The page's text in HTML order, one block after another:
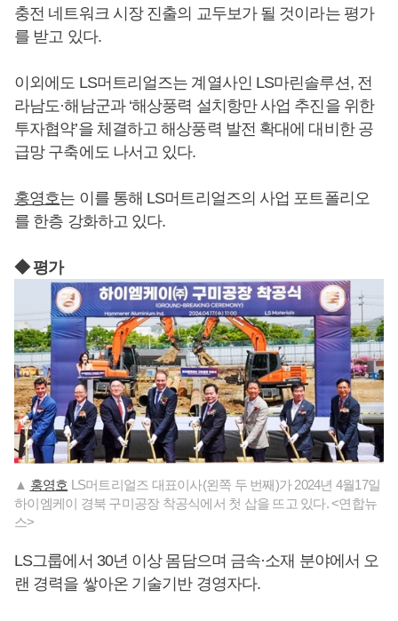
충전 네트워크 시장 진출의 교두보가 될 것이라는 평가
를 받고 있다.
이외에도 LS머트리얼즈는 계열사인 LS마린솔루션, 전
라남도·해남군과 ‘해상풍력 설치항만 사업 추진을 위한
투자협약’을 체결하고 해상풍력 발전 확대에 대비한 공
급망 구축에도 나서고 있다.
홍영호는 이를 통해 LS머트리얼즈의 사업 포트폴리오
를 한층 강화하고 있다.
◆ 평가
▲ 홍영호 LS머트리얼즈 대표이사(왼쪽 두 번째)가 2024년 4월17일
하이엠케이 경북 구미공장 착공식에서 첫 삽을 뜨고 있다. <연합뉴
스>
LS그룹에서 30년 이상 몸담으며 금속·소재 분야에서 오
랜 경력을 쌓아온 기술기반 경영자다.